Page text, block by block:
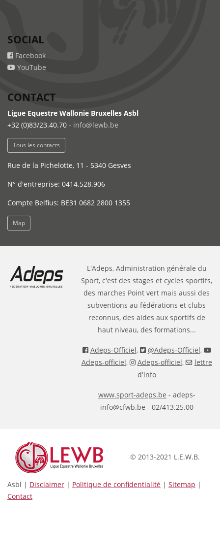
SOCIAL
Facebook
YouTube
CONTACT
Ligue Equestre Wallonie Bruxelles Asbl
+32 (0)83/23.40.70 - info@lewb.be
Tous les contacts
Rue de la Pichelotte, 11 - 5340 Gesves
N° d'entreprise: 0414.528.906
Compte Belfius: BE31 0682 2800 1355
Map
L'Adeps, Administration générale du
Sport, c'est des stages et cycles sportifs,
des marches Point vert mais aussi des
subventions au fédérations et clubs
reconnus, des aides aux sportifs de
haut niveau, des formations...
Adeps-Officiel, @Adeps-Officiel,
Adeps-officiel, Adeps-officiel,
lettre
d'info
www.sport-adeps.be - adeps-
info@cfwb.be - 02/413.25.00
© 2013-2021 L.E.W.B.
Asbl | Disclaimer | Politique de confidentialité | Sitemap |
Contact